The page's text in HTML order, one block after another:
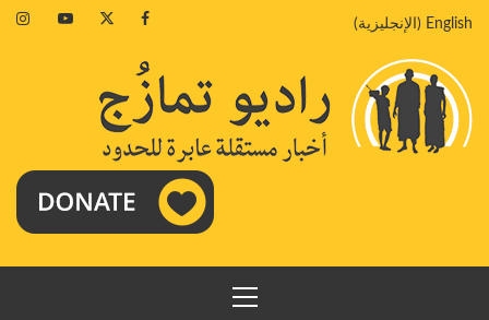
إلىEnglish
( الإنجليزية)
Facebook
Twitter
Youtube
القائمة